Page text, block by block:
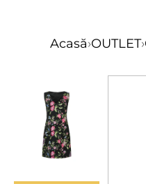
Acasă›OUTLET›